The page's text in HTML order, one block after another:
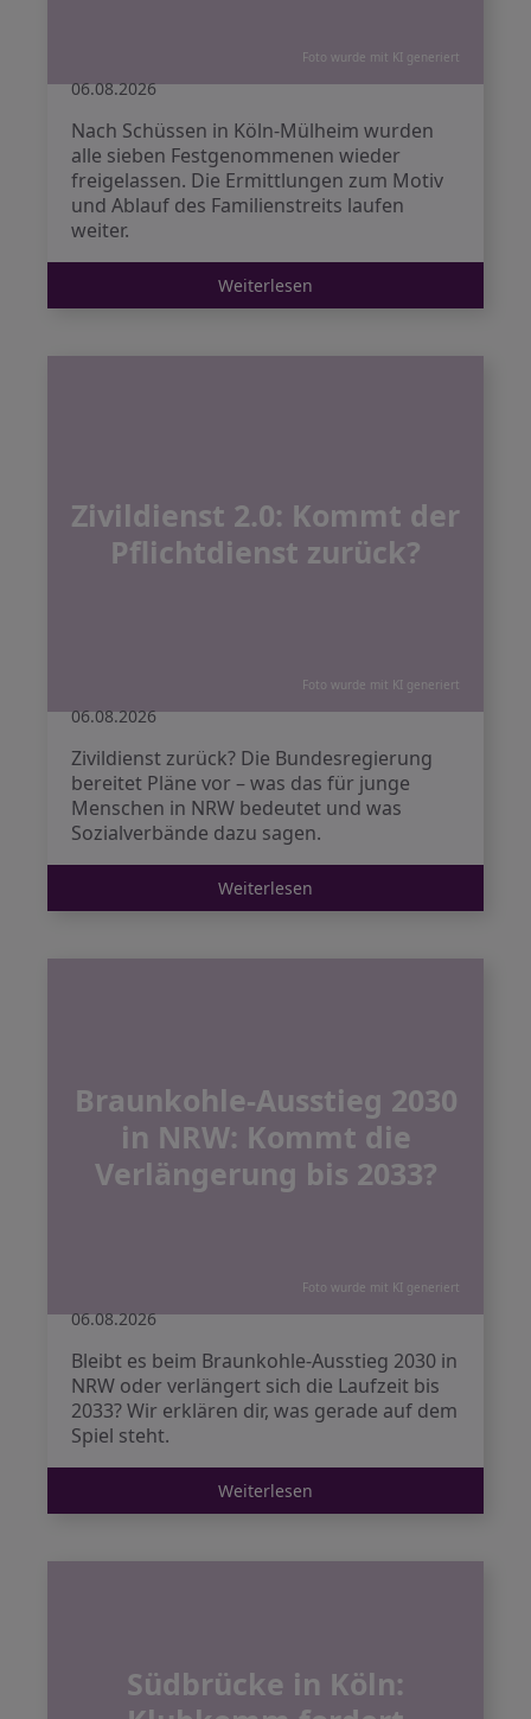
Foto wurde mit KI generiert
06.08.2026
Nach Schüssen in Köln-Mülheim wurden
alle sieben Festgenommenen wieder
freigelassen. Die Ermittlungen zum Motiv
und Ablauf des Familienstreits laufen
weiter.
Weiterlesen
Zivildienst 2.0: Kommt der
Pflichtdienst zurück?
Foto wurde mit KI generiert
06.08.2026
Zivildienst zurück? Die Bundesregierung
bereitet Pläne vor – was das für junge
Menschen in NRW bedeutet und was
Sozialverbände dazu sagen.
Weiterlesen
Braunkohle-Ausstieg 2030
in NRW: Kommt die
Verlängerung bis 2033?
Foto wurde mit KI generiert
06.08.2026
Bleibt es beim Braunkohle-Ausstieg 2030 in
NRW oder verlängert sich die Laufzeit bis
2033? Wir erklären dir, was gerade auf dem
Spiel steht.
Weiterlesen
Südbrücke in Köln: